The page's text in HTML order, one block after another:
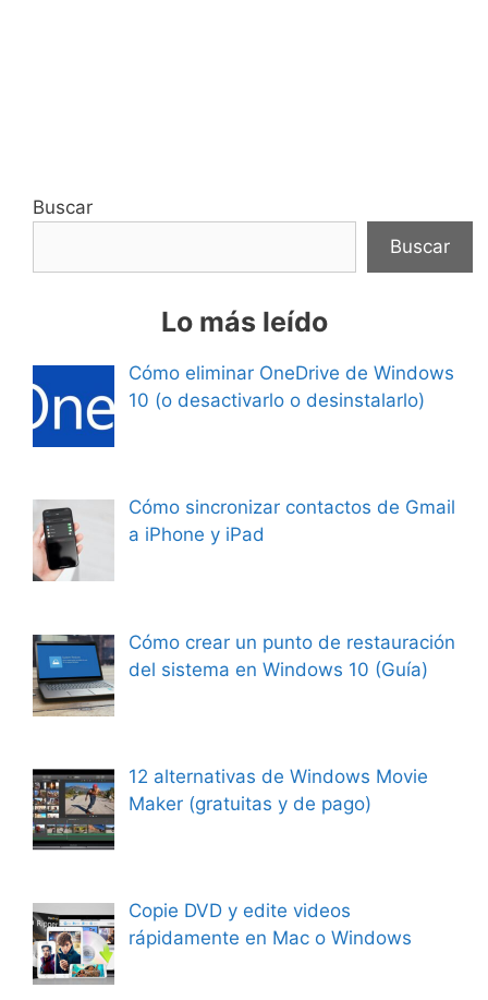
Buscar
Buscar
Lo más leído
Cómo eliminar OneDrive de Windows
10 (o desactivarlo o desinstalarlo)
Cómo sincronizar contactos de Gmail
a iPhone y iPad
Cómo crear un punto de restauración
del sistema en Windows 10 (Guía)
12 alternativas de Windows Movie
Maker (gratuitas y de pago)
Copie DVD y edite videos
rápidamente en Mac o Windows